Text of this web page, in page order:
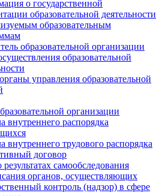
о государственной
образовательной деятельности
образовательным
образовательной организации
образовательной
управления образовательной
организации
внутреннего распорядка
внутреннего трудового распорядка
договор
результатах самообследования
органов, осуществляющих
контроль (надзор) в сфере